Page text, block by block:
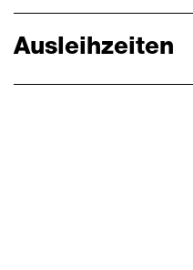
Ausleihzeiten